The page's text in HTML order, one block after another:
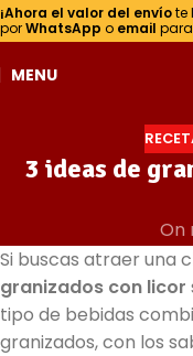
¡Ahora el valor del envíote
porWhatsApp o email
MENU
3 ideas de
On
Si buscas atraer una
granizados con licor
tipo de bebidas
granizados, con los